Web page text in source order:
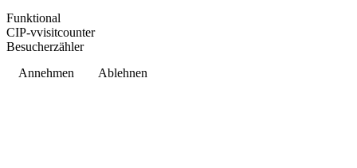
Funktional
CIP-vvisitcounter
Besucherzähler
Annehmen
Ablehnen